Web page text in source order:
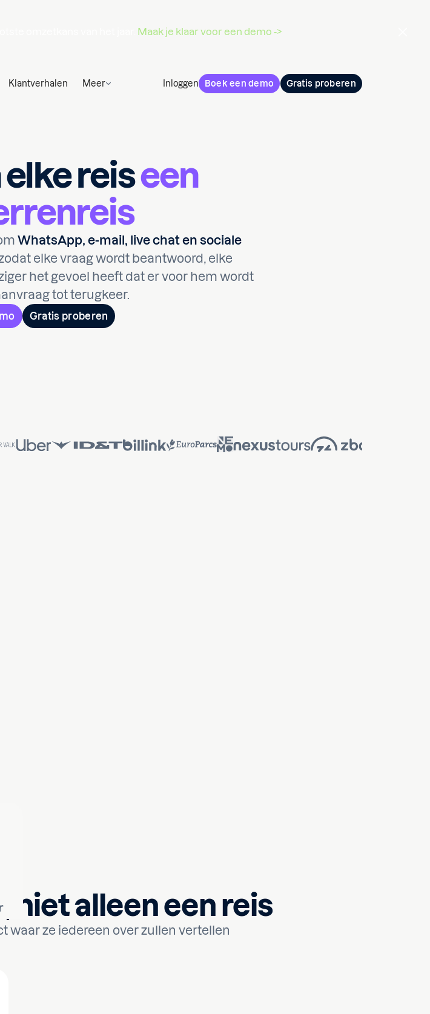
Maak je klaar voor een demo ->
Klantverhalen Meer Inloggen Boek een demo Gratis proberen
elke reiseen
WhatsApp, e-mail, live chat en sociale
elke vraag wordt beantwoord, elke
het gevoel heeft dat er voor hem wordt
tot terugkeer.
Gratis proberen
, niet alleen een reis
waar ze iedereen over zullen vertellen